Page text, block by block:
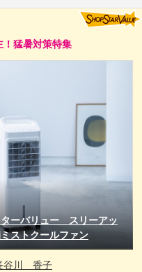
！猛暑対策特集
ターバリュー スリーアッ
ストクールファン
谷川 香子